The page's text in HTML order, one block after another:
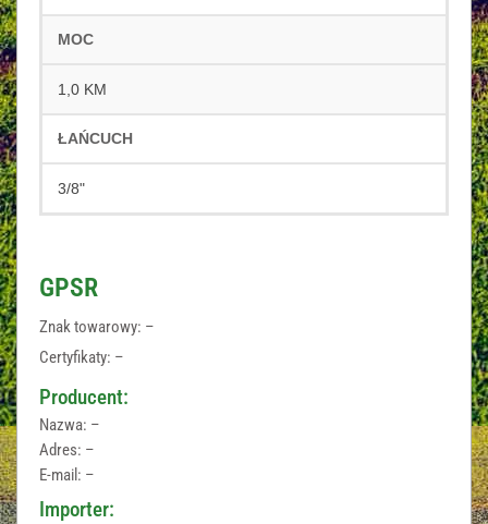
MOC
1,0 KM
ŁAŃCUCH
3/8"
GPSR
Znak towarowy: –
Certyfikaty: –
Producent:
Nazwa: –
Adres: –
E-mail: –
Importer: